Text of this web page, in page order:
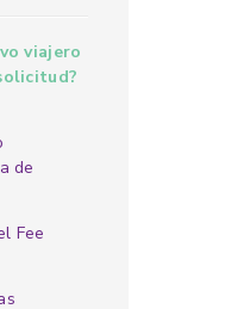
viajero
de
Fee